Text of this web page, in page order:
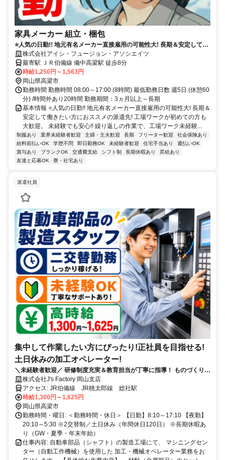
家具メーカー 組立・梱包
⭐人気の日勤!! 地元有名メーカー直接雇用の可能性大! 長期＆安定して働
きたい方におススメの派遣先! 工場ワークが初めての方も大歓迎。
株式会社アイシ・フュージョン・アソシエイツ
最寄駅 ＪＲ伯備線 備中高梁駅 徒歩8分
時給1,250円～1,563円
岡山県高梁市
勤務時間 勤務時間 08:00～17:00 (8時間) 最低勤務日数 週5日 (休憩60
分) /時間外あり20時間 勤務期間：3ヵ月以上～長期
基本情報 ⭐人気の日勤!! 地元有名メーカー直接雇用の可能性大! 長期＆
安定して働きたい方におススメの派遣先! 工場ワークが初めての方も
大歓迎。 未経験でも安心!! 繰り返しの作業で、工場ワーク未経験...
制服あり 業界未経験者歓迎 主婦・主夫歓迎 長期 フリーター歓迎
社会保険あり
給料前払いOK
学歴不問 即日勤務OK 未経験者歓迎 住宅手当あり
週払いOK
賞与あり
ブランクOK 交通費支給 シフト制 長期休暇あり
昇給あり
友達と応募OK
寮・社宅あり
派遣社員
集中して作業したい方にぴったり!正社員を目指せる!
土日休みの加工オペレーター!
＼未経験者歓迎／ 研修制度充実＆教育担当が丁寧に指導！ ものづくりが
好きな方、手に職をつけたい方にピッタリです。
株式会社J's Factory 岡山支店
アクセス: JR伯備線 JR桃太郎線 総社駅
時給1,300円～1,625円
岡山県高梁市
勤務時間・曜日: ＜勤務時間・休日＞ 【日勤】8:10～17:10 【夜勤】
20:10～5:30 ※2交替制／土日休み（年間休日120日） ※長期休暇あ
り（GW・夏季・年末年始）
仕事内容: 自動車部品（シャフト）の製造工場にて、 マシニングセン
ター（自動工作機械）を使用した 加工・機械オペレーター業務をお